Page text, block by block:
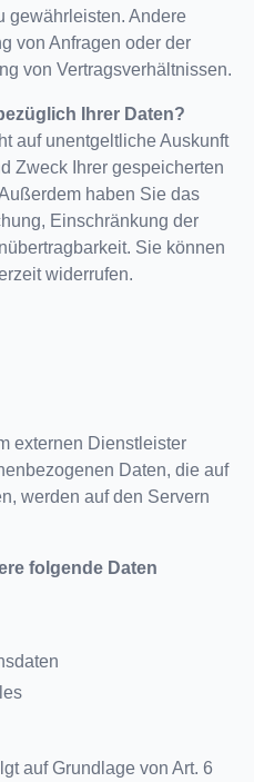
gewährleisten. Andere
von Anfragen oder der
von Vertragsverhältnissen.
Ihrer Daten?
auf unentgeltliche Auskunft
Zweck Ihrer gespeicherten
haben Sie das
Einschränkung der
Sie können
widerrufen.
externen Dienstleister
Daten, die auf
werden auf den Servern
folgende Daten
auf Grundlage von Art. 6